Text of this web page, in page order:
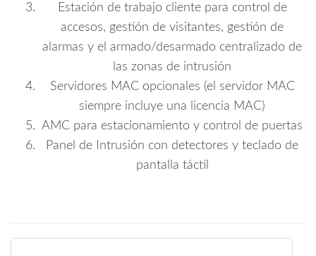
Estación de trabajo cliente para control de
accesos, gestión de visitantes, gestión de
alarmas y el armado/desarmado centralizado de
las zonas de intrusión
Servidores MAC opcionales (el servidor MAC
siempre incluye una licencia MAC)
AMC para estacionamiento y control de puertas
Panel de Intrusión con detectores y teclado de
pantalla táctil